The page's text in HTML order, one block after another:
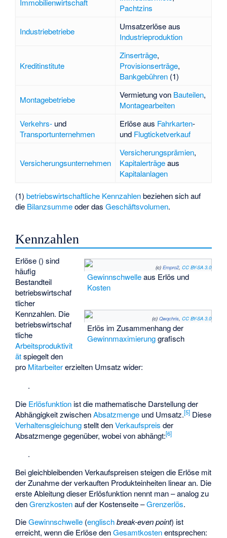
Immobilienwirtschaft
Pachtzins
Industriebetriebe
Umsatzerlöse aus
Industrieproduktion
Kreditinstitute
Zinserträge,
Provisionserträge,
Bankgebühren(1)
Montagebetriebe Vermietung von Bauteilen,
Montagearbeiten
Verkehrs-und
Transportunternehmen
Erlöse aus Fahrkarten-
und Flugticketverkauf
Versicherungsunternehmen
Versicherungsprämien,
Kapitalerträgeaus
Kapitalanlagen
(1)betriebswirtschaftliche Kennzahlenbeziehen sich auf
die Bilanzsummeoder dasGeschäftsvolumen.
Kennzahlen
(c) Empro2, CC BY-SA 3.0
Gewinnschwelleaus Erlös und
Kosten
(c) Qwqchris, CC BY-SA 3.0
Erlös im Zusammenhang der
Gewinnmaximierunggrafisch
Erlöse () sind
häufig
Bestandteil
betriebswirtschaf
tlicher
Kennzahlen. Die
betriebswirtschaf
tliche
Arbeitsproduktivit
ät spiegelt den
pro Mitarbeiter erzielten Umsatz wider:
.
Die Erlösfunktion ist die mathematische Darstellung der
Abhängigkeit zwischenAbsatzmenge und Umsatz.[5] Diese
Verhaltensgleichungstellt denVerkaufspreis der
Absatzmengegegenüber, wobeivonabhängt:[6]
.
Bei gleichbleibenden Verkaufspreisen steigen die Erlöse mit
der Zunahme der verkauften Produkteinheiten linear an. Die
ersteAbleitungdieser Erlösfunktion nennt man – analog zu
denGrenzkostenauf der Kostenseite –Grenzerlös.
DieGewinnschwelle (englisch break-even point) ist
erreicht, wenn die Erlöse denGesamtkosten entsprechen: